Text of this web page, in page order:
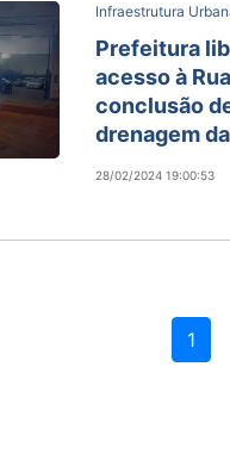
Infraestrutura
Prefeitura
acesso à
conclusão
drenagem
28/02/2024 19:00:53
1